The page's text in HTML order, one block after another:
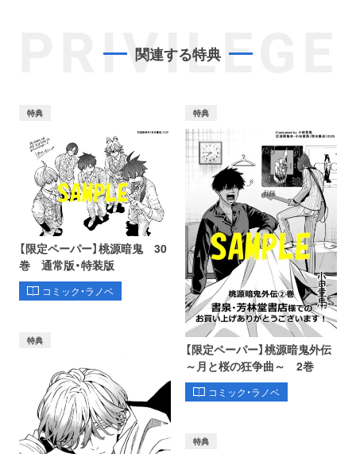
PRIVILEGE
関連する特典
特典
【限定ペーパー】桃源暗鬼 30
巻 通常版・特装版
コミック・ラノベ
特典
【限定ペーパー】桃源暗鬼外伝
～月と桜の狂争曲～ 2巻
コミック・ラノベ
特典
特典